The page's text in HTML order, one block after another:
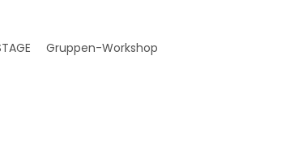
Gruppen-Workshop